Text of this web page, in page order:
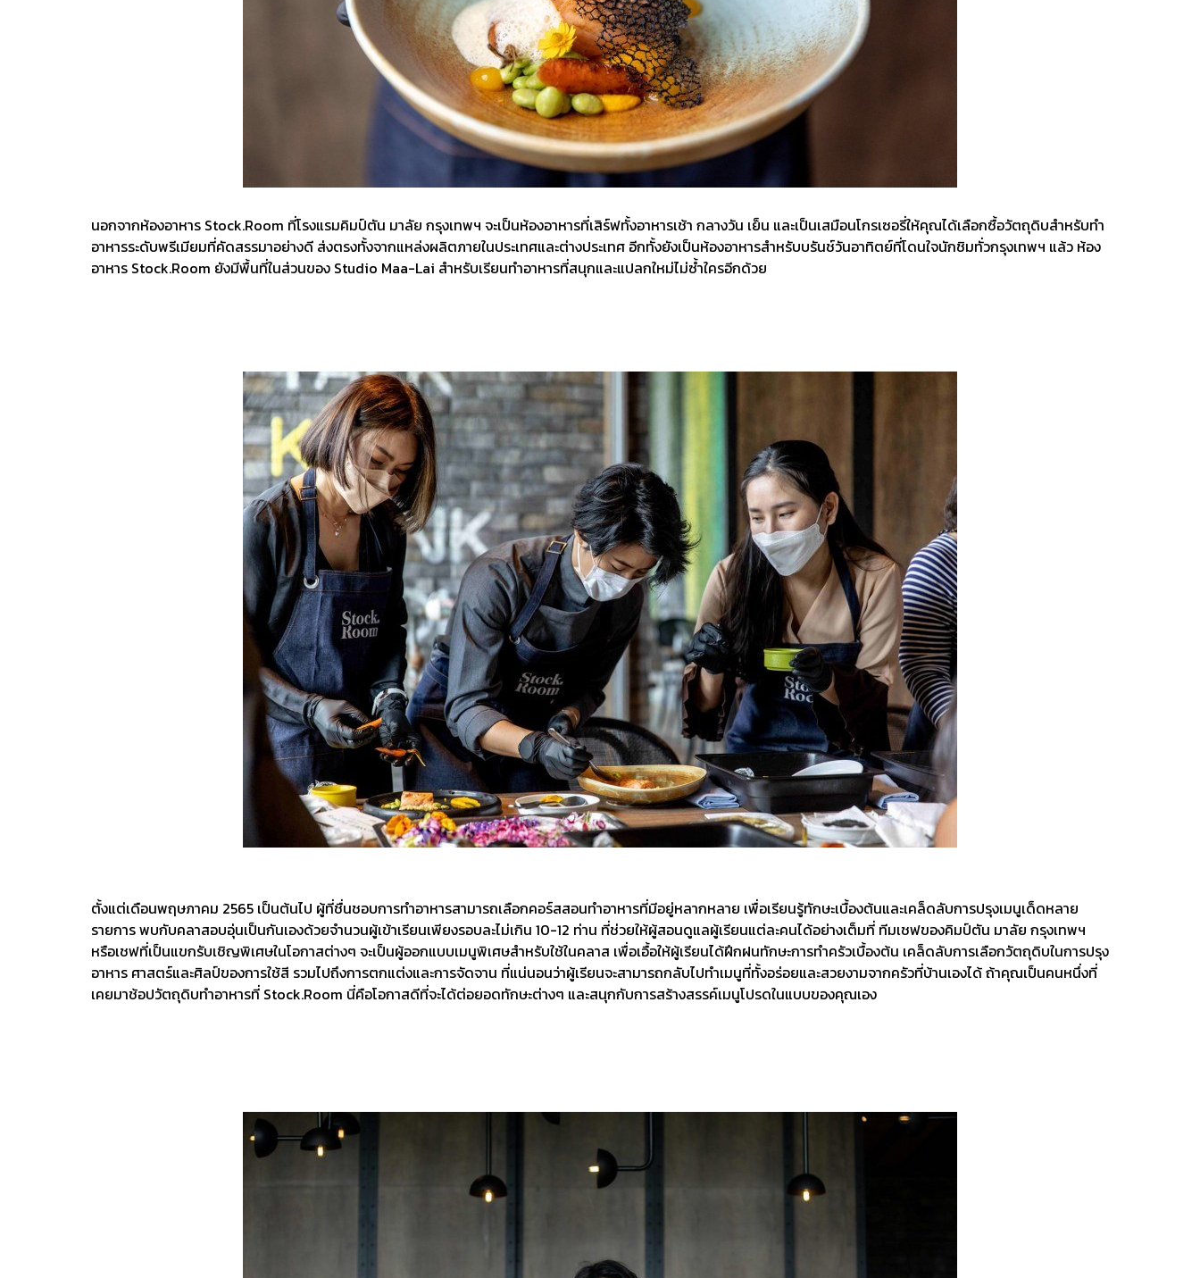
นอกจากห้องอาหาร Stock.Room ที่โรงแรมคิมป์ตัน มาลัย กรุงเทพฯ จะเป็นห้องอาหารที่เสิร์ฟทั้งอาหารเช้า กลางวัน เย็น และเป็นเสมือนโกรเซอรี่ให้คุณได้เลือกซื้อวัตถุดิบสำหรับทำ
อาหารระดับพรีเมียมที่คัดสรรมาอย่างดี ส่งตรงทั้งจากแหล่งผลิตภายในประเทศและต่างประเทศ อีกทั้งยังเป็นห้องอาหารสำหรับบรันช์วันอาทิตย์ที่โดนใจนักชิมทั่วกรุงเทพฯ แล้ว ห้อง
อาหาร Stock.Room ยังมีพื้นที่ในส่วนของ Studio Maa-Lai สำหรับเรียนทำอาหารที่สนุกและแปลกใหม่ไม่ซ้ำใครอีกด้วย
ตั้งแต่เดือนพฤษภาคม 2565 เป็นต้นไป ผู้ที่ชื่นชอบการทำอาหารสามารถเลือกคอร์สสอนทำอาหารที่มีอยู่หลากหลาย เพื่อเรียนรู้ทักษะเบื้องต้นและเคล็ดลับการปรุงเมนูเด็ดหลาย
รายการ พบกับคลาสอบอุ่นเป็นกันเองด้วยจำนวนผู้เข้าเรียนเพียงรอบละไม่เกิน 10-12 ท่าน ที่ช่วยให้ผู้สอนดูแลผู้เรียนแต่ละคนได้อย่างเต็มที่ ทีมเชฟของคิมป์ตัน มาลัย กรุงเทพฯ
หรือเชฟที่เป็นแขกรับเชิญพิเศษในโอกาสต่างๆ จะเป็นผู้ออกแบบเมนูพิเศษสำหรับใช้ในคลาส เพื่อเอื้อให้ผู้เรียนได้ฝึกฝนทักษะการทำครัวเบื้องต้น เคล็ดลับการเลือกวัตถุดิบในการปรุง
อาหาร ศาสตร์และศิลป์ของการใช้สี รวมไปถึงการตกแต่งและการจัดจาน ที่แน่นอนว่าผู้เรียนจะสามารถกลับไปทำเมนูที่ทั้งอร่อยและสวยงามจากครัวที่บ้านเองได้ ถ้าคุณเป็นคนหนึ่งที่
เคยมาช้อปวัตถุดิบทำอาหารที่ Stock.Room นี่คือโอกาสดีที่จะได้ต่อยอดทักษะต่างๆ และสนุกกับการสร้างสรรค์เมนูโปรดในแบบของคุณเอง